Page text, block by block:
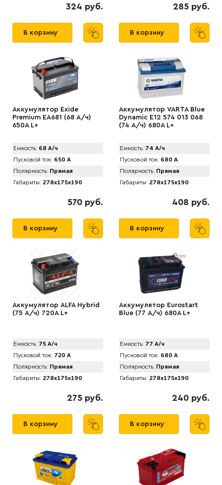
324 руб.
В корзину
285 руб.
В корзину
Аккумулятор Exide
Premium EA681 (68 А/ч)
650A L+
Емкость: 68 А/ч
Пусковой ток: 650 А
Полярность: Прямая
Габариты: 278x175x190
570 руб.
В корзину
Аккумулятор VARTA Blue
Dynamic E12 574 013 068
(74 А/ч) 680А L+
Емкость: 74 А/ч
Пусковой ток: 680 А
Полярность: Прямая
Габариты: 278x175x190
408 руб.
В корзину
Аккумулятор АLFA Hybrid
(75 А/ч) 720A L+
Емкость: 75 А/ч
Пусковой ток: 720 А
Полярность: Прямая
Габариты: 278x175x190
275 руб.
В корзину
Аккумулятор Eurostart
Blue (77 А/ч) 680А L+
Емкость: 77 А/ч
Пусковой ток: 680 А
Полярность: Прямая
Габариты: 278x175x190
240 руб.
В корзину